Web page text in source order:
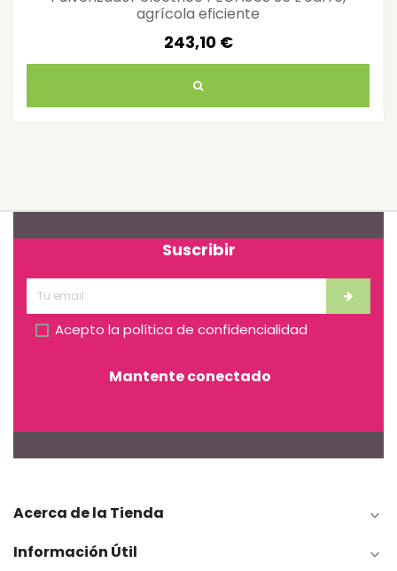
agrícola eficiente
243,10 €
Suscribir
Acepto la política de confidencialidad
Mantente conectado
Acerca de la Tienda 
Información Útil 